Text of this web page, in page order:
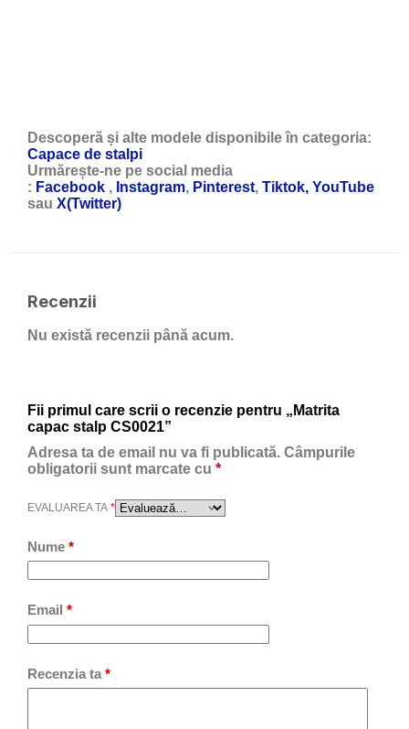
Descoperă și alte modele disponibile în categoria:
Capace de stalpi
Urmărește-ne pe social media
: Facebook , Instagram, Pinterest, Tiktok, YouTube
sau X(Twitter)
Recenzii
Nu există recenzii până acum.
Fii primul care scrii o recenzie pentru „Matrita
capac stalp CS0021”
Adresa ta de email nu va fi publicată. Câmpurile
obligatorii sunt marcate cu *
EVALUAREA TA *
Nume *
Email *
Recenzia ta *